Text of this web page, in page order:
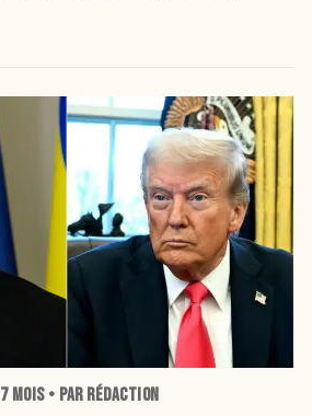
7 MOIS• PAR RÉDACTION